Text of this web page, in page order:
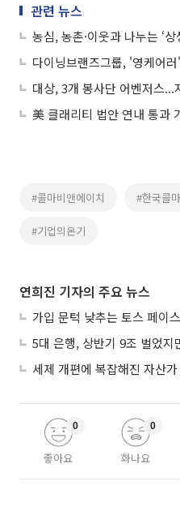
관련 뉴스
농심, 농촌·이웃과 나누는 ‘상
대상, 3개 봉사단 어벤저스...
#콜마비앤에이치 #한국콜마
#기업의온기
연희진 기자의 주요 뉴스
좋아요
0
화나요
0